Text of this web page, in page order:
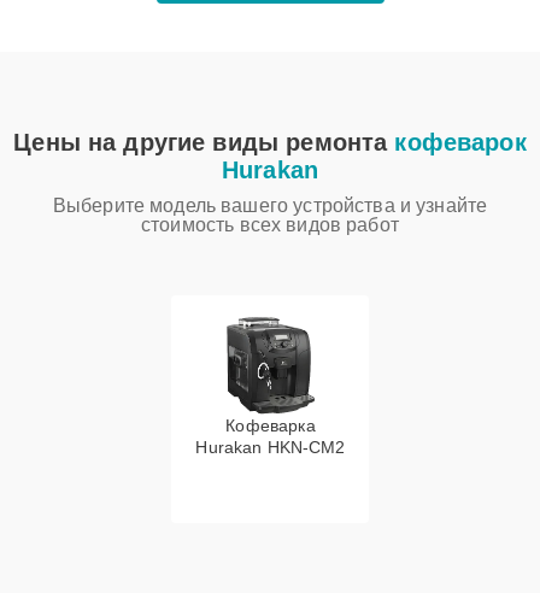
Цены на другие виды ремонта кофеварок
Hurakan
Выберите модель вашего устройства и узнайте
стоимость всех видов работ
Кофеварка
Hurakan HKN-CM2